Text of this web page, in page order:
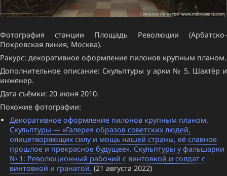
Фотография станции Площадь Революции (Арбатско-
Покровская линия, Москва).
Ракурс: декоративное оформление пилонов крупным планом.
Дополнительное описание: Скульптуры у арки № 5. Шахтёр и
инженер.
Дата съёмки: 20 июня 2010.
Похожие фотографии:
Декоративное оформление пилонов крупным планом.
Скульптуры — «Галерея образов советских людей,
олицетворяющих силу и мощь нашей страны, её славное
прошлое и прекрасное будущее». Скульптуры у фальшарки
№ 1: Революционный рабочий с винтовкой и солдат с
винтовкой и гранатой. (21 августа 2022)